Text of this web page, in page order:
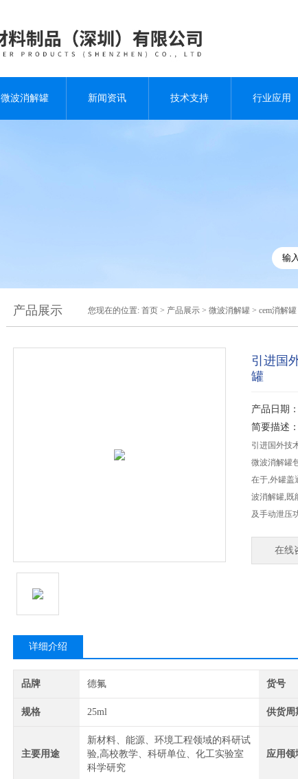
微波消解罐 新闻资讯 技术支持 行业应用
产品展示 您现在的位置: 首页 > 产品展示 > 微波消解罐 > cem消解罐
引进国
罐
产品日期
简要描述：
引进国外技
微波消解罐
在于,外罐盖
波消解罐,既
及手动泄压
在线
详细介绍
品牌 德氟 货号
规格 25ml 供货周
主要用途
新材料、能源、环境工程领域的科研试
验,高校教学、科研单位、化工实验室
科学研究
应用领